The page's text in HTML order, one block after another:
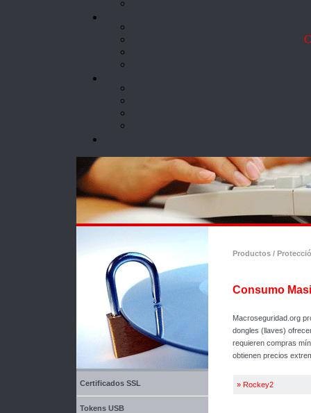
Certificados SSL
Tokens USB
Productos /
Consumo
Macroseguridad.org
dongles (llaves)
requieren compras
obtienen precios
» Rockey2